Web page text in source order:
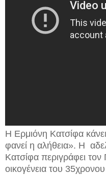
Η Ερμιόνη Κατσίφα
φανεί η αλήθεια». Η
Κατσίφα περιγράφει
οικογένεια του